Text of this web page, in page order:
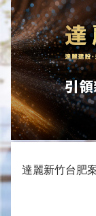
達麗新竹台肥